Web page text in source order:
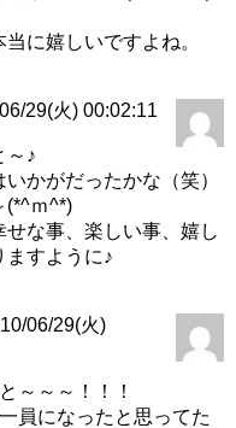
に嬉しいですよね。
29(火) 00:02:11
～♪
かがだったかな（笑）
(*^ｍ^*)
な事、楽しい事、嬉し
ますように♪
06/29(火)
～～～！！！
員になったと思ってた